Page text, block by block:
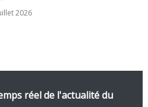
2026
réel de l'actualité du